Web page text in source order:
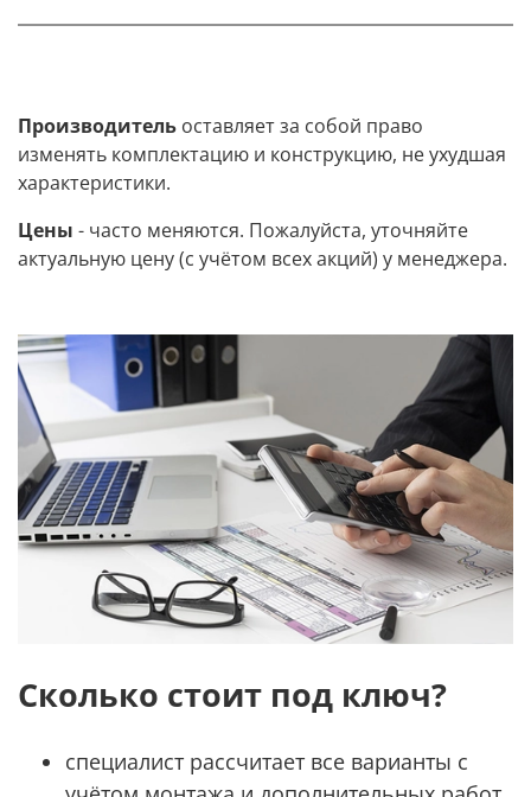
Производитель оставляет за собой право
изменять комплектацию и конструкцию, не ухудшая
характеристики.
Цены - часто меняются. Пожалуйста, уточняйте
актуальную цену (с учётом всех акций) у менеджера.
Сколько стоит под ключ?
специалист рассчитает все варианты с